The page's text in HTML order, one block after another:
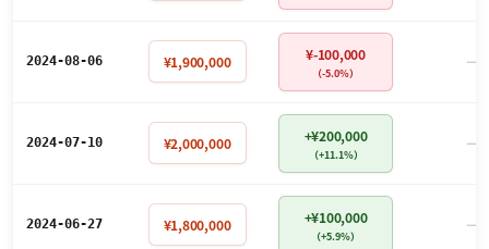
2024-08-06 ¥1,900,000 ¥-100,000
（-5.0%） －
2024-07-10 ¥2,000,000 +¥200,000
（+11.1%） －
2024-06-27 ¥1,800,000 +¥100,000
（+5.9%） －